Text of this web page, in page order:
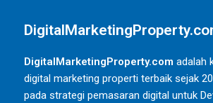
DigitalMarketingProperty.com adalah
digital marketing properti terbaik sejak
pada strategi pemasaran digital untuk